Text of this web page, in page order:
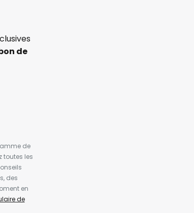
de
de
toutes les
des
en
de